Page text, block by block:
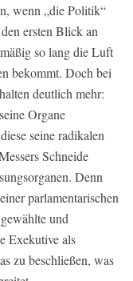
wenn „die Politik“
ersten Blick an
so lang die Luft
bekommt. Doch bei
deutlich mehr:
Organe
seine radikalen
Schneide
Denn
parlamentarischen
und
Exekutive als
zu beschließen, was